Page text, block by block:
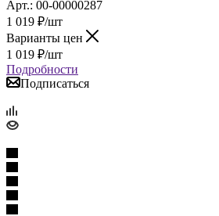
Арт.: 00-00000287
1 019 ₽/шт
Варианты цен
1 019 ₽/шт
Подробности
Подписаться